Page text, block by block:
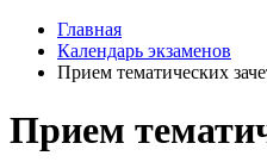
Главная
Календарь экзаменов
Прием тематических
Прием